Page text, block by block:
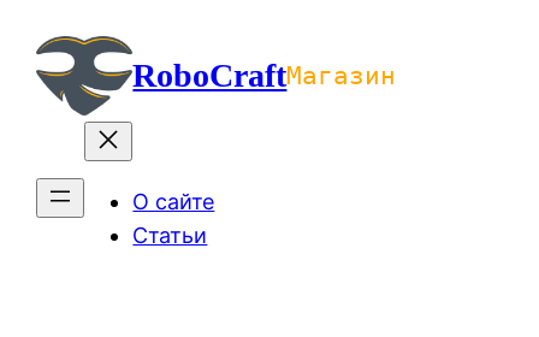
содержимомуRoboCraftМагазин
О сайте
Статьи